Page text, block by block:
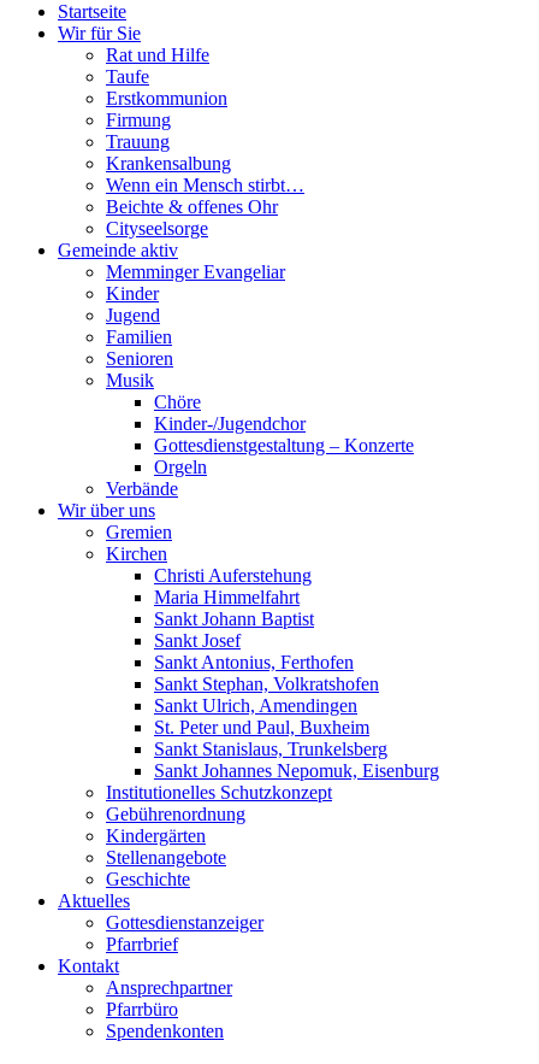
Startseite
Wir für Sie
Rat und Hilfe
Taufe
Erstkommunion
Firmung
Trauung
Krankensalbung
Wenn ein Mensch stirbt…
Beichte & offenes Ohr
Cityseelsorge
Gemeinde aktiv
Memminger Evangeliar
Kinder
Jugend
Familien
Senioren
Musik
Chöre
Kinder-/Jugendchor
Gottesdienstgestaltung – Konzerte
Orgeln
Verbände
Wir über uns
Gremien
Kirchen
Christi Auferstehung
Maria Himmelfahrt
Sankt Johann Baptist
Sankt Josef
Sankt Antonius, Ferthofen
Sankt Stephan, Volkratshofen
Sankt Ulrich, Amendingen
St. Peter und Paul, Buxheim
Sankt Stanislaus, Trunkelsberg
Sankt Johannes Nepomuk, Eisenburg
Institutionelles Schutzkonzept
Gebührenordnung
Kindergärten
Stellenangebote
Geschichte
Aktuelles
Gottesdienstanzeiger
Pfarrbrief
Kontakt
Ansprechpartner
Pfarrbüro
Spendenkonten